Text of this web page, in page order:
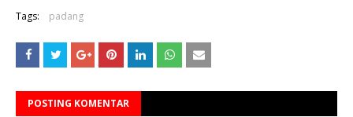
Tags: padang
POSTING KOMENTAR